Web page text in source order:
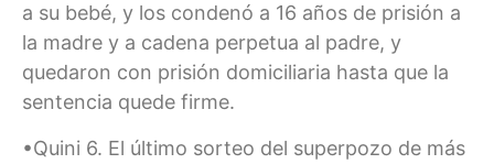
a su bebé, y los condenó a 16 años de prisión a
la madre y a cadena perpetua al padre, y
quedaron con prisión domiciliaria hasta que la
sentencia quede firme.
•Quini 6. El último sorteo del superpozo de más